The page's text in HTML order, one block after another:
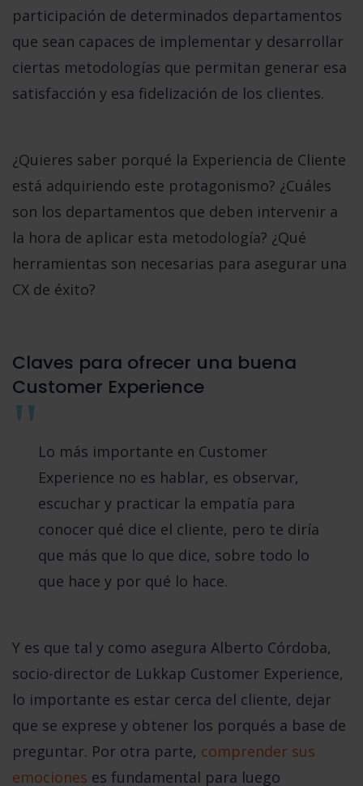
participación de determinados departamentos
que sean capaces de implementar y desarrollar
ciertas metodologías que permitan generar esa
satisfacción y esa fidelización de los clientes.
¿Quieres saber porqué la Experiencia de Cliente
está adquiriendo este protagonismo? ¿Cuáles
son los departamentos que deben intervenir a
la hora de aplicar esta metodología? ¿Qué
herramientas son necesarias para asegurar una
CX de éxito?
Claves para ofrecer una buena
Customer Experience
Lo más importante en Customer
Experience no es hablar, es observar,
escuchar y practicar la empatía para
conocer qué dice el cliente, pero te diría
que más que lo que dice, sobre todo lo
que hace y por qué lo hace.
Y es que tal y como asegura Alberto Córdoba,
socio-director de Lukkap Customer Experience,
lo importante es estar cerca del cliente, dejar
que se exprese y obtener los porqués a base de
preguntar. Por otra parte, comprender sus
emociones es fundamental para luego